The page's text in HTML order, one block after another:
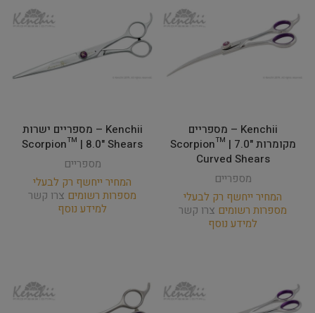
Kenchii – מספריים
מקומרות Scorpion™ | 7.0"
Curved Shears
מספריים
המחיר ייחשף רק לבעלי
מספרות רשומים צרו קשר
למידע נוסף
Kenchii – מספריים ישרות
Scorpion™ | 8.0" Shears
מספריים
המחיר ייחשף רק לבעלי
מספרות רשומים צרו קשר
למידע נוסף